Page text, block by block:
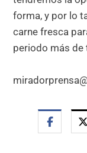
forma, y por lo
carne fresca
periodo más de